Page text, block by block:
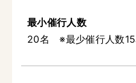
最小催行人数
20名 ※最少催行人数15